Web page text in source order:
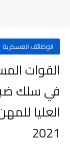
الوظائف العسكرية
القوات
في سلك
العليا
2021